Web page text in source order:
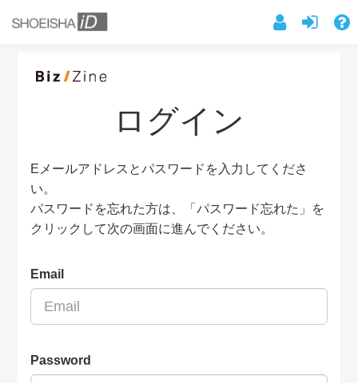
ログイン
Eメールアドレスとパスワードを入力してくださ
い。
パスワードを忘れた方は、「パスワード忘れた」を
クリックして次の画面に進んでください。
Email
Password